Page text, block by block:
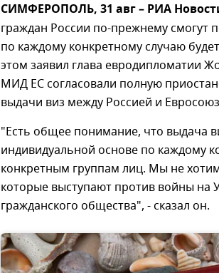
СИМФЕРОПОЛЬ, 31 авг – РИА
граждан России по-прежнему смогут
по каждому конкретному случаю
этом заявил глава евродипломатии
МИД ЕС согласовали полную
выдачи виз между Россией и
"Есть общее понимание, что выдача
индивидуальной основе по каждому
конкретным группам лиц. Мы не
которые выступают против войны на
гражданского общества", - сказал он.